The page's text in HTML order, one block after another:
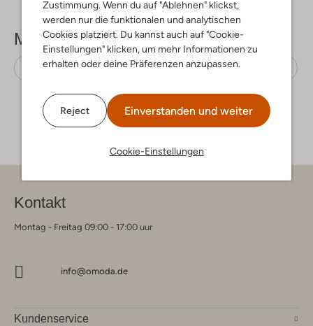
Zustimmung. Wenn du auf "Ablehnen" klickst,
werden nur die funktionalen und analytischen
Cookies platziert. Du kannst auch auf "Cookie-
Einstellungen" klicken, um mehr Informationen zu
erhalten oder deine Präferenzen anzupassen.
Reject Einverstanden und weiter
Cookie-Einstellungen
Mehr sehen
Crossbody taschen Notre-V Wildleder
Kontakt
Montag - Freitag 09:00 - 17:00 uur
info@omoda.de
Kundenservice